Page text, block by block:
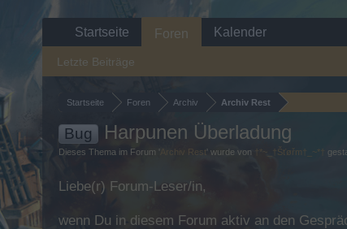
Startseite Foren Archiv Archiv Rest
Bug Harpunen Überladung
Dieses Thema im Forum ' Archiv Rest' wurde von †*~_†Šťøřm†_~*†
Liebe(r) Forum-Leser/in,
wenn Du in diesem Forum aktiv an den
Startseite Foren
Letzte Beiträge
Kalender